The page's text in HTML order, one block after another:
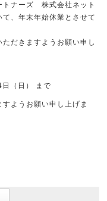
トナーズ 株式会社ネット
、年末年始休業とさせて
だきますようお願い申し
（日） まで
ようお願い申し上げま